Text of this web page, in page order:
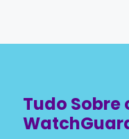
Tudo Sobre